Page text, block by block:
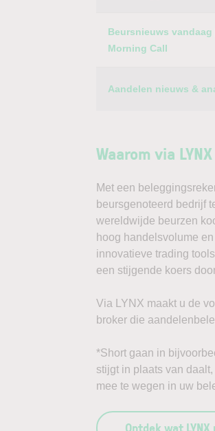
Beursnieuws vandaag
Morning Call
Aandelen nieuws &
Waarom via
Met een
beursgenoteerd bedrijf
wereldwijde beurzen
hoog handelsvolume
innovatieve trading
een stijgende koers
Via LYNX maakt u de
broker die
*Short gaan in
stijgt in plaats van
mee te wegen in uw
Ontdek wat